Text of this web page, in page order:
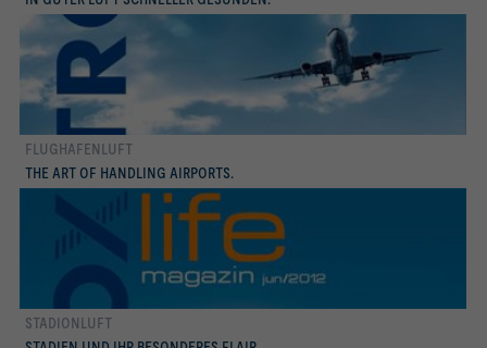
FLUGHAFENLUFT
THE ART OF HANDLING AIRPORTS.
TROX life Magazin feb/2012
STADIONLUFTTROX life Magazin jun/2012